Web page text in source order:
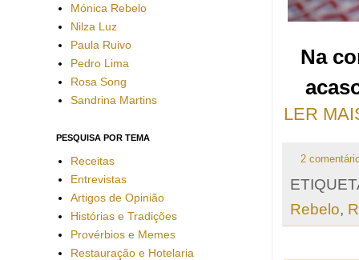
Na
LER
2
Rebelo,
Mónica Rebelo
Nilza Luz
Paula Ruivo
Pedro Lima
Rosa Song
Sandrina Martins
PESQUISA POR TEMA
Receitas
Entrevistas
Artigos de Opinião
Histórias e Tradições
Provérbios e Memes
Restauração e Hotelaria